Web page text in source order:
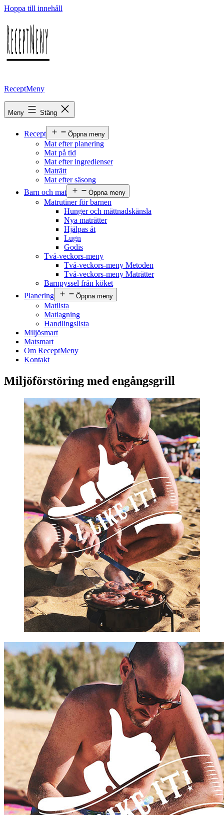
Hoppa till innehåll
ReceptMeny
Meny Stäng
Recept Öppna meny
Mat efter planering
Mat på tid
Mat efter ingredienser
Maträtt
Mat efter säsong
Barn och mat
Öppna meny
Matrutiner för barnen
Hunger och mättnadskänsla
Nya maträtter
Hjälpas åt
Lugn
Godis
Två-veckors-meny
Två-veckors-meny Metoden
Två-veckors-meny Maträtter
Barnpyssel från köket
Planering
Öppna meny
Matlista
Matlagning
Handlingslista
Miljösmart
Matsmart
Om ReceptMeny
Kontakt
Miljöförstöring med engångsgrill